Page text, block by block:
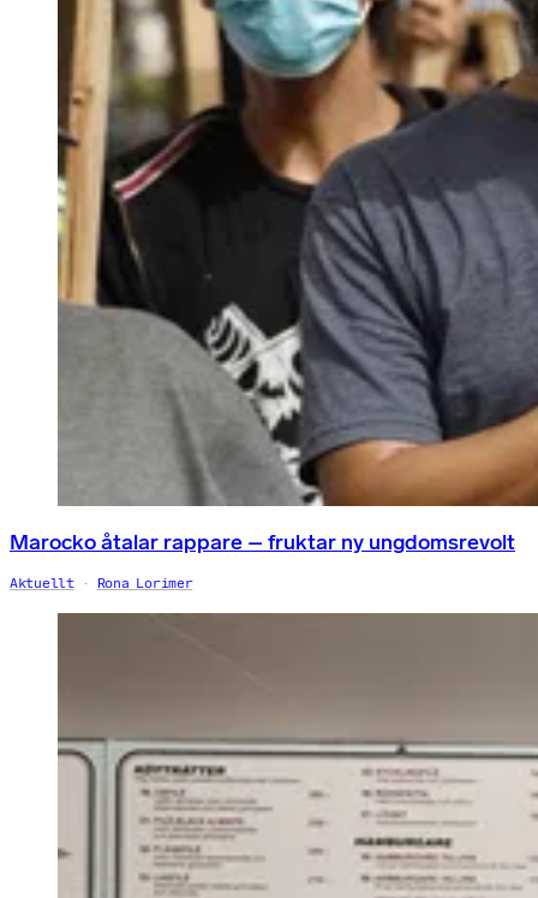
Marocko åtalar rappare – fruktar ny ungdomsrevolt
Aktuellt Rona Lorimer